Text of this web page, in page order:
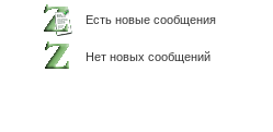
Есть новые сообщения
Нет новых сообщений